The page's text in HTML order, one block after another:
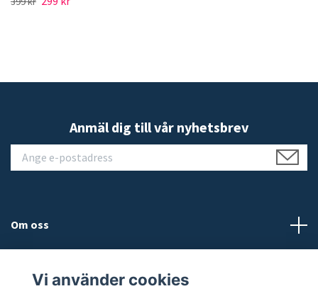
Anmäl dig till vår nyhetsbrev
Om oss
Vi använder cookies